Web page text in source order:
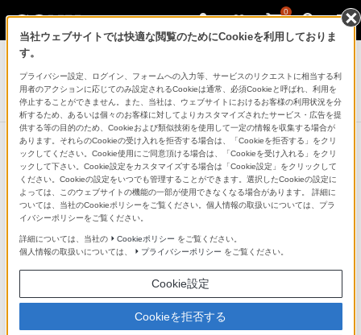
0
AVアクセサリー
リモートコマンダー
RM-PZ210D
AV機器を最大3台操作可能
本機1台で、テレビ、ブルーレイディスクレコーダー、
DVDレコーダー、チューナーなどのAV機器を最大で3台
まで操作することができます。
当社ウェブサイトでは快適な閲覧のためにCookieを利用しておりま
す。
プライバシー設定、ログイン、フォームへの入力等、サービスのリクエストに相当する利
用者のアクションに応じてのみ設定されるCookieは通常、必須Cookieと呼ばれ、利用を
停止することができません。また、当社は、ウェブサイトにおけるお客様の利用状況を分
析するため、あるいは個々のお客様に対してよりカスタマイズされたサービス・広告を提
供する等の目的のため、Cookieおよび類似技術を使用して一定の情報を収集する場合が
あります。それらのCookieの受け入れを拒否する場合は、「Cookieを拒否する」をクリ
ックしてください。Cookie使用にご同意頂ける場合は、「Cookieを受け入れる」をクリ
ックして下さい。Cookie設定をカスタマイズする場合は「Cookie設定」をクリックして
ください。Cookieの設定をいつでも管理することができます。選択したCookieの設定に
よっては、このウェブサイトの機能の一部が使用できなくなる場合があります。 詳細に
ついては、当社のCookieポリシーをご覧ください。個人情報の取扱いについては、プラ
イバシーポリシーをご覧ください。
詳細については、当社の Cookieポリシー をご覧ください。
個人情報の取扱いについては、
プライバシーポリシー をご覧ください。
Cookie設定
Cookieを拒否する